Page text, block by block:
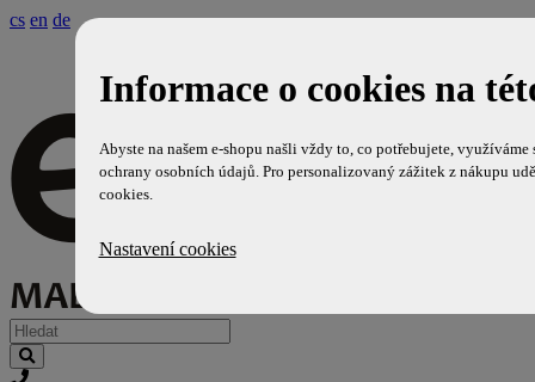
cs en de
Informace o cookies na
Abyste na našem e-shopu našli vždy to, co potřebujete,
ochrany osobních údajů. Pro personalizovaný zážitek z nákupu
cookies.
Nastavení cookies